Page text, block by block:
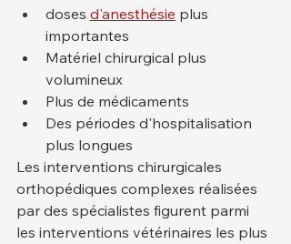
doses d'anesthésie plus
importantes
Matériel chirurgical plus
volumineux
Plus de médicaments
Des périodes d'hospitalisation
plus longues
Les interventions chirurgicales
orthopédiques complexes réalisées
par des spécialistes figurent parmi
les interventions vétérinaires les plus